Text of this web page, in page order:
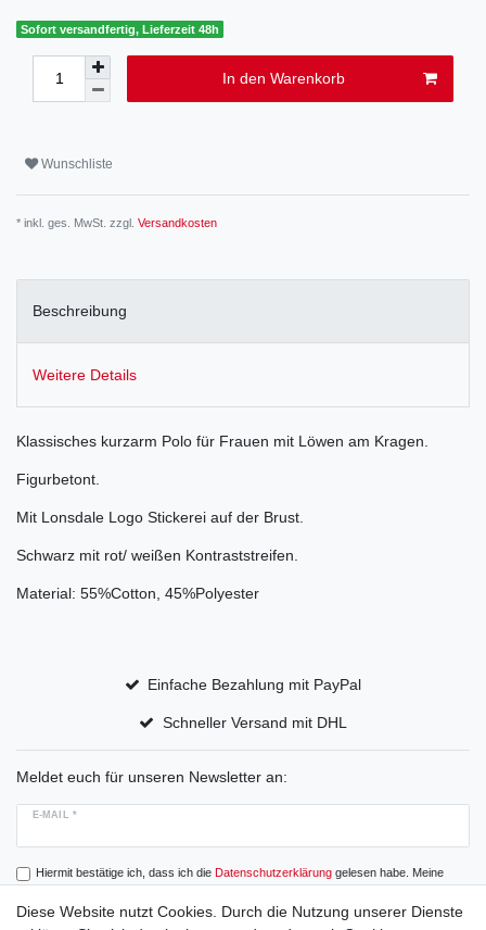
Sofort versandfertig, Lieferzeit 48h
In den Warenkorb
Wunschliste
* inkl. ges. MwSt. zzgl. Versandkosten
Beschreibung
Weitere Details
Klassisches kurzarm Polo für Frauen mit Löwen am Kragen.
Figurbetont.
Mit Lonsdale Logo Stickerei auf der Brust.
Schwarz mit rot/ weißen Kontraststreifen.
Material: 55%Cotton, 45%Polyester
Einfache Bezahlung mit PayPal
Schneller Versand mit DHL
Meldet euch für unseren Newsletter an:
E-MAIL *
Hiermit bestätige ich, dass ich die Daten­schutz­erklärunggelesen habe. Meine
Einwilligung kann ich jederzeit widerrufen.
Diese Website nutzt Cookies. Durch die Nutzung unserer Dienste